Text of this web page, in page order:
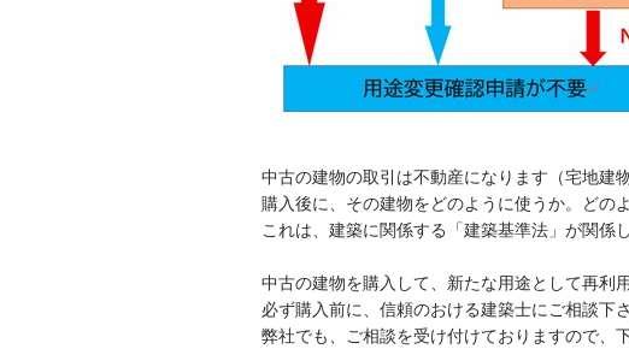
中古の建物の取引は不動産になります（宅地建
購入後に、その建物をどのように使うか。どの
これは、建築に関係する「建築基準法」が関係し
中古の建物を購入して、新たな用途として再利
必ず購入前に、信頼のおける建築士にご相談下さ
弊社でも、ご相談を受け付けておりますので、